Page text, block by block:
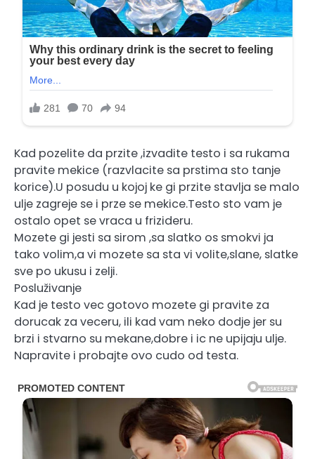
Kad pozelite da przite ,izvadite testo i sa rukama
pravite mekice (razvlacite sa prstima sto tanje
korice).U posudu u kojoj ke gi przite stavlja se malo
ulje zagreje se i prze se mekice.Testo sto vam je
ostalo opet se vraca u frizideru.
Mozete gi jesti sa sirom ,sa slatko os smokvi ja
tako volim,a vi mozete sa sta vi volite,slane, slatke
sve po ukusu i zelji.
Posluživanje
Kad je testo vec gotovo mozete gi pravite za
dorucak za veceru, ili kad vam neko dodje jer su
brzi i stvarno su mekane,dobre i ic ne upijaju ulje.
Napravite i probajte ovo cudo od testa.